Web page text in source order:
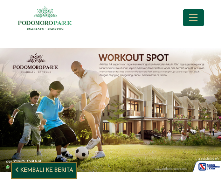
KEMBALI KE BERITA